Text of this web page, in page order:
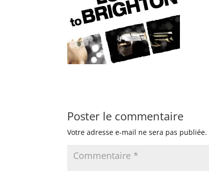
Poster le commentaire
Votre adresse e-mail ne sera pas publiée.